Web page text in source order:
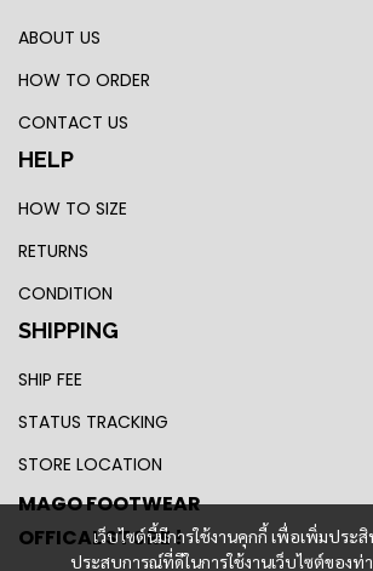
เว็บไซต์นี้มีการใช้งานคุกกี้ เพื่อเพิ่มประ
ประสบการณ์ที่ดีในการใช้งานเว็บไซต์ของท่
ABOUT US
HOW TO ORDER
CONTACT US
HELP
HOW TO SIZE
RETURNS
CONDITION
SHIPPING
SHIP FEE
STATUS TRACKING
STORE LOCATION
MAGO FOOTWEAR
OFFICAL STORE !